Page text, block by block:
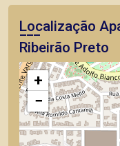
Localização
Ribeirão Preto
+
−